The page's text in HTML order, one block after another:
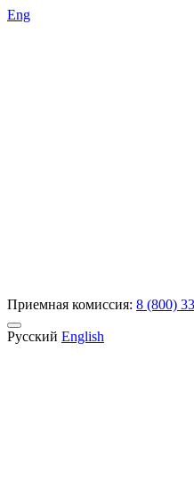
Eng
Приемная комиссия: 8 (800)
Русский English